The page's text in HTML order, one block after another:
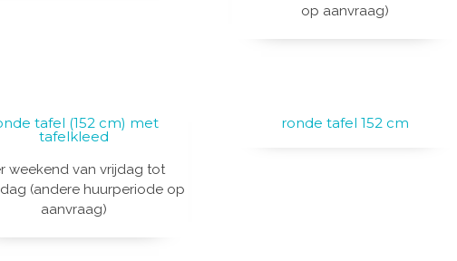
op aanvraag)
tafel (152 cm) met
tafelkleed
weekend van vrijdag tot
(andere huurperiode op
aanvraag)
ronde tafel 152 cm